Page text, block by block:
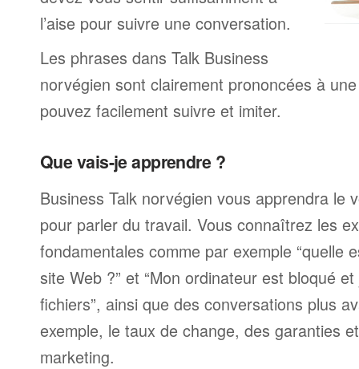
l’aise pour suivre une conversation.
Les phrases dans Talk Business
norvégien sont clairement prononcées à
pouvez facilement suivre et imiter.
Que vais-je apprendre ?
Business Talk norvégien vous apprendra le
pour parler du travail. Vous connaîtrez les
fondamentales comme par exemple “quelle
site Web ?” et “Mon ordinateur est bloqué
fichiers”, ainsi que des conversations plus
exemple, le taux de change, des garanties
marketing.